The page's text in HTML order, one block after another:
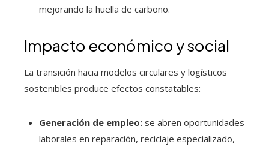
mejorando la huella de carbono.
Impacto económico y social
La transición hacia modelos circulares y logísticos
sostenibles produce efectos constatables:
Generación de empleo: se abren oportunidades
laborales en reparación, reciclaje especializado,